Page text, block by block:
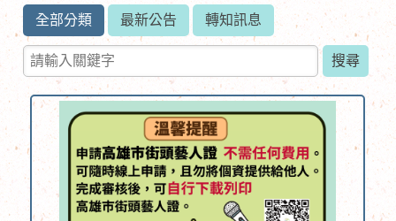
全部分類 最新公告 轉知訊息
請輸入關鍵字